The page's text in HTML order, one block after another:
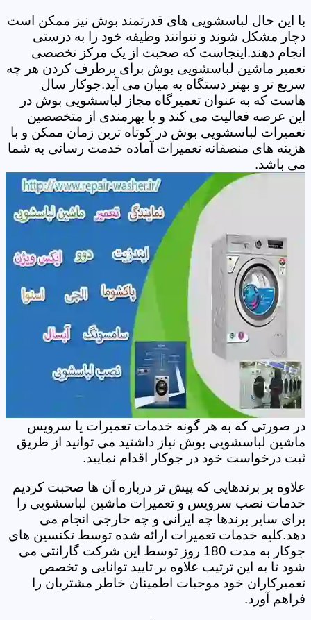
با این حال لباسشویی های قدرتمند بوش نیز ممکن است
دچار مشکل شوند و نتوانند وظیفه خود را به درستی
انجام دهند.اینجاست که صحبت از یک مرکز تخصصی
تعمیر ماشین لباسشویی بوش برای برطرف کردن هر چه
سریع تر و بهتر دستگاه به میان می آید.جوکار سال
هاست که به عنوان تعمیرگاه مجاز لباسشویی بوش در
این عرصه فعالیت می کند و با بهرمندی از متخصصین
تعمیرات لباسشویی بوش در کوتاه ترین زمان ممکن و با
هزینه های منصفانه تعمیرات آماده خدمت رسانی به شما
می باشد.
در صورتی که به هر گونه خدمات تعمیرات یا سرویس
ماشین لباسشویی بوش نیاز داشتید می توانید از طریق
ثبت درخواست خود در جوکار اقدام نمایید.
علاوه بر برندهایی که پیش تر درباره آن ها صحبت کردیم
خدمات نصب سرویس و تعمیرات ماشین لباسشویی را
برای سایر برندها چه ایرانی و چه خارجی انجام می
دهد.کلیه خدمات تعمیرات ارائه شده توسط تکنسین های
جوکار به مدت 180 روز توسط این شرکت گارانتی می
شود تا به این ترتیب علاوه بر تایید توانایی و تخصص
تعمیرکاران خود موجبات اطمینان خاطر مشتریان را
فراهم آورد.